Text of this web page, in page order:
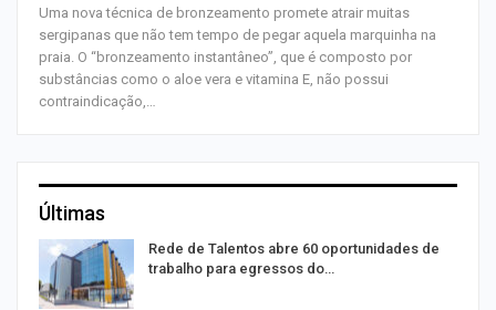
Uma nova técnica de bronzeamento promete atrair muitas
sergipanas que não tem tempo de pegar aquela marquinha na
praia. O “bronzeamento instantâneo”, que é composto por
substâncias como o aloe vera e vitamina E, não possui
contraindicação,…
Últimas
Rede de Talentos abre 60 oportunidades de
trabalho para egressos do…